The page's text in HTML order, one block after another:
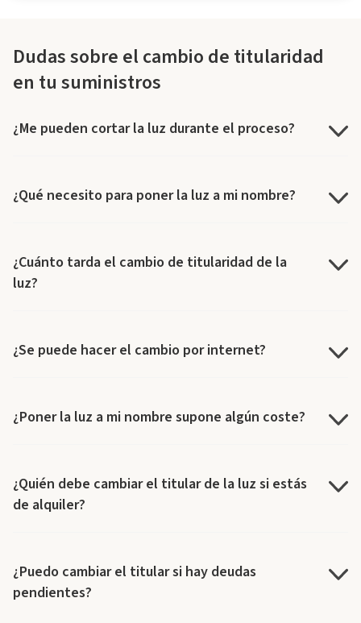
Dudas sobre el cambio de titularidad
en tu suministros
¿Me pueden cortar la luz durante el proceso?
¿Qué necesito para poner la luz a mi nombre?
¿Cuánto tarda el cambio de titularidad de la
luz?
¿Se puede hacer el cambio por internet?
¿Poner la luz a mi nombre supone algún coste?
¿Quién debe cambiar el titular de la luz si estás
de alquiler?
¿Puedo cambiar el titular si hay deudas
pendientes?